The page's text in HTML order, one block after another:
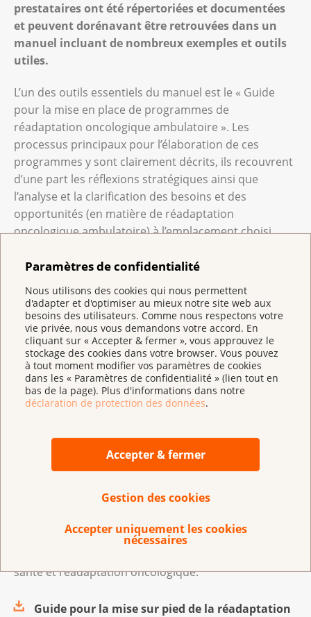
Paramètres de confidentialité
Nous utilisons des cookies qui nous permettent
d'adapter et d'optimiser au mieux notre site web aux
besoins des utilisateurs. Comme nous respectons votre
vie privée, nous vous demandons votre accord. En
cliquant sur « Accepter & fermer », vous approuvez le
stockage des cookies dans votre browser. Vous pouvez
à tout moment modifier vos paramètres de cookies
dans les « Paramètres de confidentialité » (lien tout en
bas de la page). Plus d'informations dans notre
déclaration de protection des données.
Accepter & fermer
Gestion des cookies
Accepter uniquement les cookies
nécessaires
prestataires ont été répertoriées et documentées
et peuvent dorénavant être retrouvées dans un
manuel incluant de nombreux exemples et outils
utiles.
L’un des outils essentiels du manuel est le « Guide
pour la mise en place de programmes de
réadaptation oncologique ambulatoire ». Les
processus principaux pour l’élaboration de ces
programmes y sont clairement décrits, ils recouvrent
d’une part les réflexions stratégiques ainsi que
l’analyse et la clarification des besoins et des
opportunités (en matière de réadaptation
oncologique ambulatoire) à l’emplacement choisi.
domaine des ressources humaines, telles que les
organes responsables et la direction médicale, les
partenariats et les collaborations, la coordination de
la réadaptation et l’équipe pluridisciplinaire. Des
informations sur le type de programme et les critères
de qualification figurent également dans le guide.
La deuxième partie aborde la mise en œuvre concrète
d’une offre de réadaptation oncologique ambulatoire.
planification de la réadaptation pluridisciplinaire, y
compris l’évaluation, les contenus, les objectifs et le
financement. De plus, cette deuxième partie propose
Les personnes intéressées peuvent prendre contact
santé et réadaptation oncologique.
Guide pour la mise sur pied de la réadaptation